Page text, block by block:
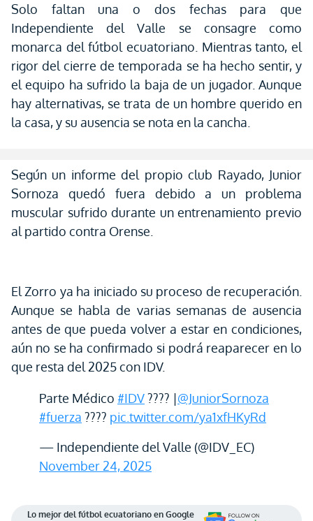
Solo faltan una o dos fechas para que
Independiente del Valle se consagre como
monarca del fútbol ecuatoriano. Mientras tanto, el
rigor del cierre de temporada se ha hecho sentir, y
el equipo ha sufrido la baja de un jugador. Aunque
hay alternativas, se trata de un hombre querido en
la casa, y su ausencia se nota en la cancha.
Según un informe del propio club Rayado, Junior
Sornoza quedó fuera debido a un problema
muscular sufrido durante un entrenamiento previo
al partido contra Orense.
El Zorro ya ha iniciado su proceso de recuperación.
Aunque se habla de varias semanas de ausencia
antes de que pueda volver a estar en condiciones,
aún no se ha confirmado si podrá reaparecer en lo
que resta del 2025 con IDV.
Parte Médico #IDV???? |@JuniorSornoza
#fuerza ???? pic.twitter.com/ya1xfHKyRd
— Independiente del Valle (@IDV_EC)
November 24, 2025
Lo mejor del fútbol ecuatoriano en Google